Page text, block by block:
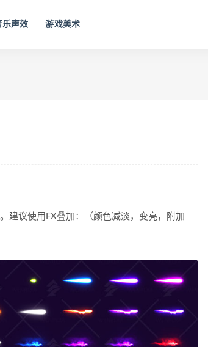
乐声效 游戏美术
建议使用FX叠加：（颜色减淡，变亮，附加